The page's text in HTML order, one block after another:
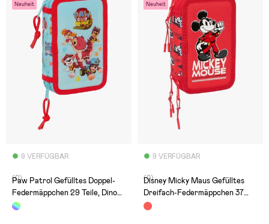
Neuheit
9 VERFÜGBAR
(0)
Paw Patrol Gefülltes Doppel-
Federmäppchen 29 Teile, Dino
Rescue
Neuheit
9 VERFÜGBAR
(0)
Disney Micky Maus Gefülltes
Dreifach-Federmäppchen 37
Teile, Mickey & Friends Racing